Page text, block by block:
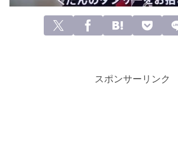
スポンサーリンク